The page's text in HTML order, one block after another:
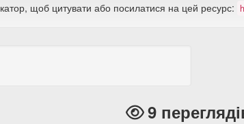
щоб цитувати або посилатися на цей ресурс:
9